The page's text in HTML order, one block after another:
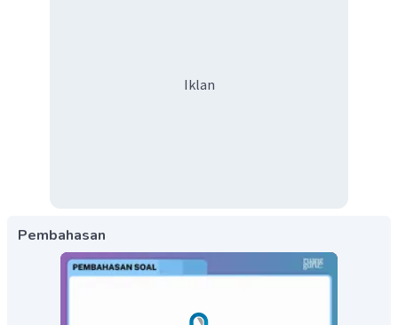
Iklan
Pembahasan